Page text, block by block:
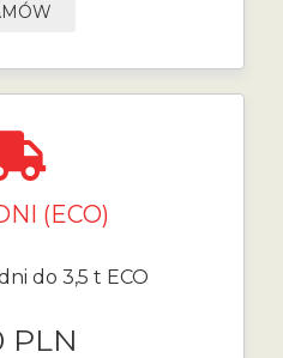
(ECO)
do 3,5 t ECO
PLN